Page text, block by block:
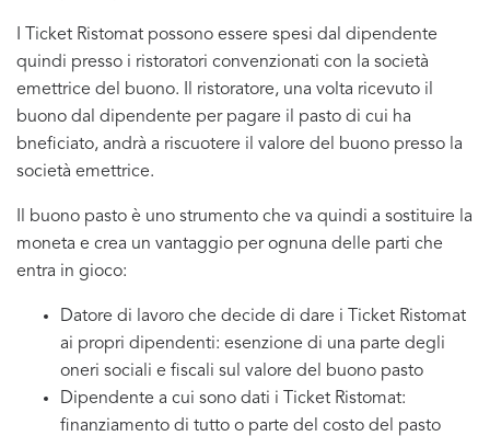
I Ticket Ristomat possono essere spesi dal dipendente
quindi presso i ristoratori convenzionati con la società
emettrice del buono. Il ristoratore, una volta ricevuto il
buono dal dipendente per pagare il pasto di cui ha
bneficiato, andrà a riscuotere il valore del buono presso la
società emettrice.
Il buono pasto è uno strumento che va quindi a sostituire la
moneta e crea un vantaggio per ognuna delle parti che
entra in gioco:
Datore di lavoro che decide di dare i Ticket Ristomat
ai propri dipendenti: esenzione di una parte degli
oneri sociali e fiscali sul valore del buono pasto
Dipendente a cui sono dati i Ticket Ristomat:
finanziamento di tutto o parte del costo del pasto